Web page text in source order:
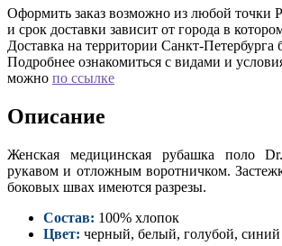
Оформить заказ возможно из любой точки
и срок доставки зависит от города в
Доставка на территории Санкт-Петербурга
Подробнее ознакомиться с видами и
можно по ссылке
Описание
Женская медицинская рубашка поло
рукавом и отложным воротничком.
боковых швах имеются разрезы.
Состав: 100% хлопок
Цвет: черный, белый, голубой, синий